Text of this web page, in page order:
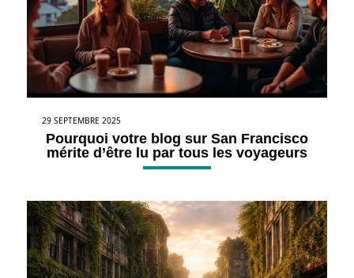
29 SEPTEMBRE 2025
Pourquoi votre blog sur San Francisco
mérite d’être lu par tous les voyageurs